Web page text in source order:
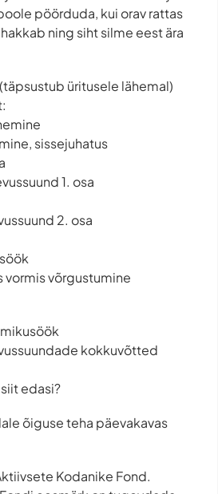
pöörduda, kui orav rattas
ning siht silme eest ära
üritusele lähemal)
sissejuhatus
1. osa
2. osa
vormis võrgustumine
kokkuvõtted
edasi?
õiguse teha päevakavas
Kodanike Fond.